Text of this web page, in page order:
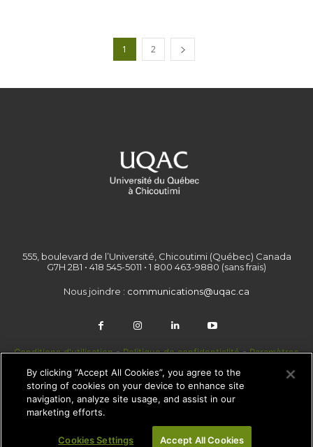
1 2
555, boulevard de l’Université, Chicoutimi (Québec) Canada
G7H 2B1 • 418 545-5011 • 1 800 463-9880 (sans frais)
Nous joindre : communications@uqac.ca
Conditions d'utilisation-Politique de confidentialité-Paramètres
des témoins
© Copyright - Newspaper WordPress Theme by TagDiv
By clicking “Accept All Cookies”, you agree to the
storing of cookies on your device to enhance site
navigation, analyze site usage, and assist in our
marketing efforts.
Cookies Settings Accept All Cookies